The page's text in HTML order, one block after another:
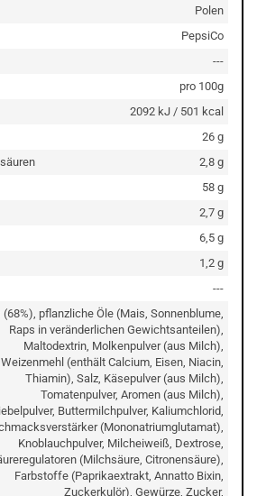
Polen
PepsiCo
---
pro 100g
2092 kJ / 501 kcal
26 g
2,8 g
58 g
2,7 g
6,5 g
1,2 g
---
(68%), pflanzliche Öle (Mais, Sonnenblume,
Raps in veränderlichen Gewichtsanteilen),
Maltodextrin, Molkenpulver (aus Milch),
Weizenmehl (enthält Calcium, Eisen, Niacin,
Thiamin), Salz, Käsepulver (aus Milch),
Tomatenpulver, Aromen (aus Milch),
Buttermilchpulver, Kaliumchlorid,
(Mononatriumglutamat),
Knoblauchpulver, Milcheiweiß, Dextrose,
(Milchsäure, Citronensäure),
Farbstoffe (Paprikaextrakt, Annatto Bixin,
Zuckerkulör), Gewürze, Zucker,